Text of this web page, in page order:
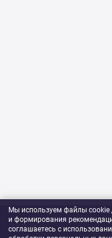
760 ₽
Мы используем файлы cookie
и формирования
соглашаетесь с